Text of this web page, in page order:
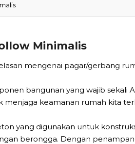
Minimalis
mengenai pagar/gerbang
bangunan yang wajib sekali
menjaga keamanan rumah kita
yang digunakan untuk
berongga. Dengan